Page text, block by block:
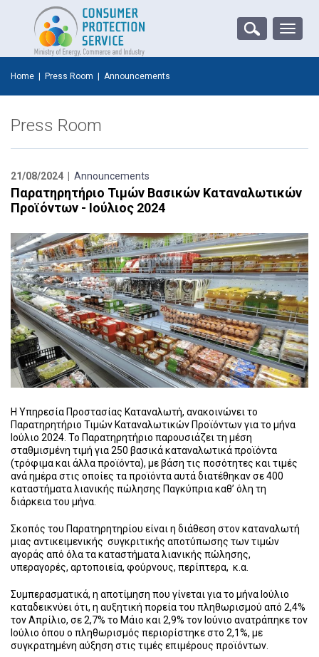
Toggle
Home Press Room Announcements
Press Room
21/08/2024 | Announcements
Παρατηρητήριο Τιμών Βασικών Καταναλωτικών
Προϊόντων - Ιούλιος 2024
Η Υπηρεσία Προστασίας Καταναλωτή, ανακοινώνει το
Παρατηρητήριο Τιμών Καταναλωτικών Προϊόντων για το μήνα
Ιούλιο 2024. Το Παρατηρητήριο παρουσιάζει τη μέση
σταθμισμένη τιμή για 250 βασικά καταναλωτικά προϊόντα
(τρόφιμα και άλλα προϊόντα), με βάση τις ποσότητες και τιμές
ανά ημέρα στις οποίες τα προϊόντα αυτά διατέθηκαν σε 400
καταστήματα λιανικής πώλησης Παγκύπρια καθ’ όλη τη
διάρκεια του μήνα.
Σκοπός του Παρατηρητηρίου είναι η διάθεση στον καταναλωτή
μιας αντικειμενικής συγκριτικής αποτύπωσης των τιμών
αγοράς από όλα τα καταστήματα λιανικής πώλησης,
υπεραγορές, αρτοποιεία, φούρνους, περίπτερα, κ.α.
Συμπερασματικά, η αποτίμηση που γίνεται για το μήνα Ιούλιο
καταδεικνύει ότι, η αυξητική πορεία του πληθωρισμού από 2,4%
τον Απρίλιο, σε 2,7% το Μάιο και 2,9% τον Ιούνιο ανατράπηκε τον
Ιούλιο όπου ο πληθωρισμός περιορίστηκε στο 2,1%, με
συγκρατημένη αύξηση στις τιμές επιμέρους προϊόντων.